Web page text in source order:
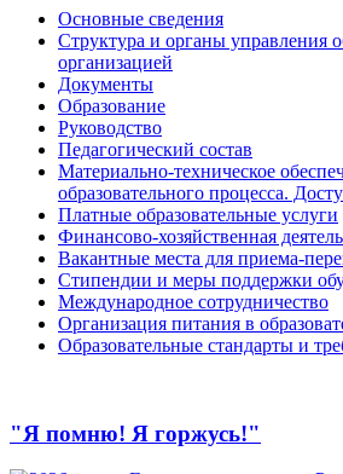
Основные сведения
Структура и органы управления
организацией
Документы
Образование
Руководство
Педагогический состав
Материально-техническое
образовательного процесса.
Платные образовательные услуги
Финансово-хозяйственная
Вакантные места для приема-
Стипендии и меры поддержки
Международное сотрудничество
Организация питания в
Образовательные стандарты и
"Я помню! Я горжусь!"